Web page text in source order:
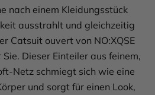
nach einem Kleidungsstück
ausstrahlt und gleichzeitig
Catsuit ouvert von NO:XQSE
Dieser Einteiler aus feinem,
Netz schmiegt sich wie eine
und sorgt für einen Look,